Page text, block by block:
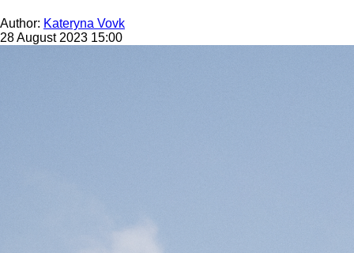
Author: Kateryna Vovk
28 August 2023 15:00